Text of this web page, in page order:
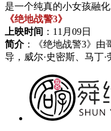
是一个纯真的小女孩融化
《绝地战警3》
上映时间 ：11月09日
简介：《绝地战警3》由
导，威尔·史密斯、马丁·